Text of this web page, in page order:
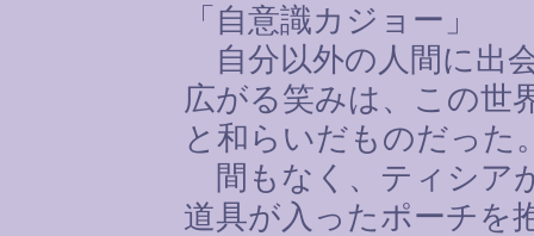
「自意識カジョー」
自分以外の人間に出
広がる笑みは、この世
と和らいだものだった
間もなく、ティシア
道具が入ったポーチを